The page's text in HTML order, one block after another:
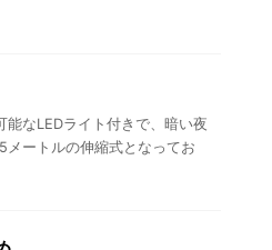
なLEDライト付きで、暗い夜
ートルの伸縮式となってお